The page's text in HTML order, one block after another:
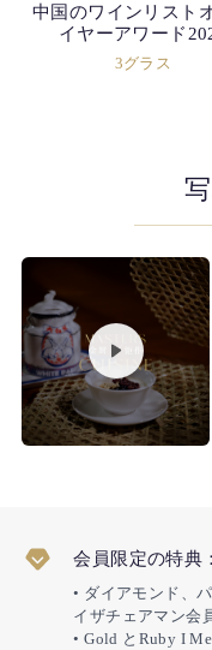
中国のワインリスト
イヤーアワード
3グラス
会員限定の特典：
• ダイアモンド、
イザチェアマン会
• Gold とRuby I